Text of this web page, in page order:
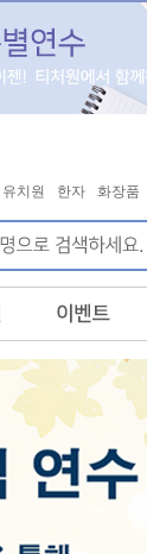
유치원 한자 화장품